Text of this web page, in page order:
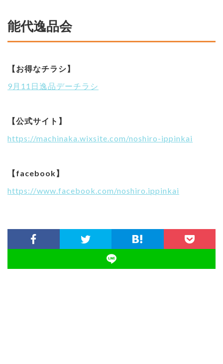
能代逸品会
【お得なチラシ】
9月11日逸品デーチラシ
【公式サイト】
https://machinaka.wixsite.com/noshiro-ippinkai
【facebook】
https://www.facebook.com/noshiro.ippinkai